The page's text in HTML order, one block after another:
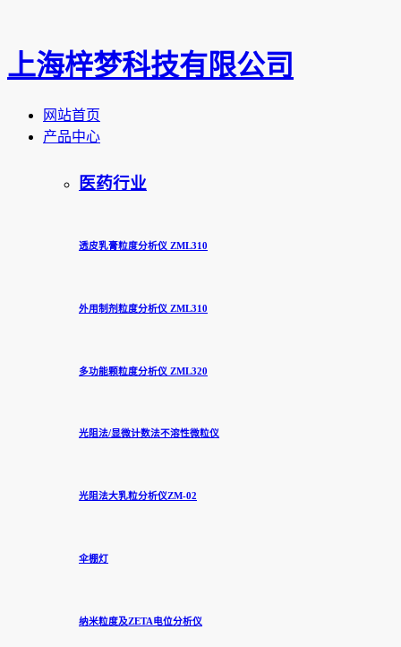
上海梓梦科技有限公司
网站首页
产品中心
医药行业
透皮乳膏粒度分析仪 ZML310
外用制剂粒度分析仪 ZML310
多功能颗粒度分析仪 ZML320
光阻法/显微计数法不溶性微粒仪
光阻法大乳粒分析仪ZM-02
伞棚灯
纳米粒度及ZETA电位分析仪